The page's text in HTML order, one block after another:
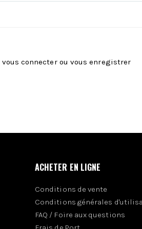
vous connecterou vous enregistrer
ACHETER EN LIGNE
Conditions de vente
Conditions générales
FAQ / Foire aux questions